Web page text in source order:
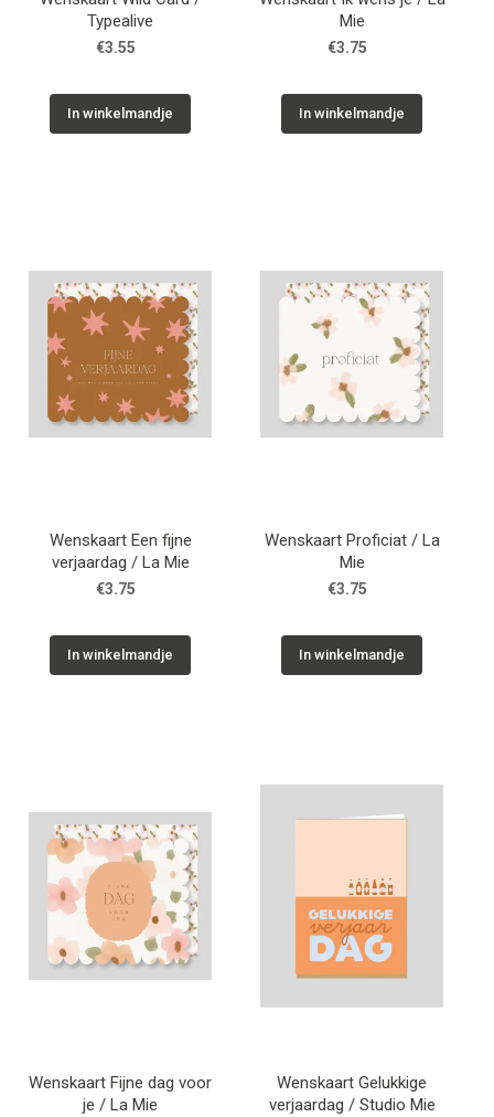
Typealive
€3.55
In winkelmandje
Mie
€3.75
In winkelmandje
Wenskaart Een fijne
verjaardag / La Mie
€3.75
In winkelmandje
Wenskaart Proficiat / La
Mie
€3.75
In winkelmandje
Wenskaart Fijne dag voor
je / La Mie
Wenskaart Gelukkige
verjaardag / Studio Mie